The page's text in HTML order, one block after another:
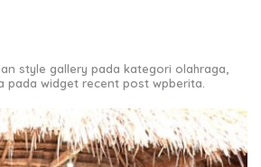
style gallery pada kategori olahraga,
pada widget recent post wpberita.